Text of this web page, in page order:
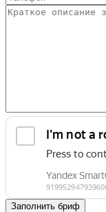
Заполнить бриф